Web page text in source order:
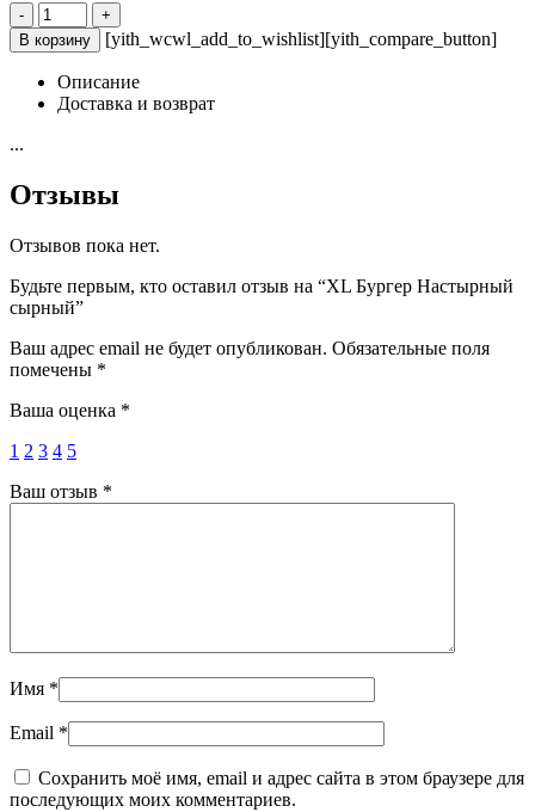
-
Количество
товара
XL
Бургер
Настырный
сырный
+
В корзину
[yith_wcwl_add_to_wishlist][yith_compare_button]
Описание
Доставка и возврат
...
Отзывы
Отзывов пока нет.
Будьте первым, кто оставил отзыв на “XL Бургер Настырный
сырный”
Ваш адрес email не будет опубликован. Обязательные поля
помечены *
Ваша оценка *
1 2 3 4 5
Ваш отзыв *
Имя *
Email *
Сохранить моё имя, email и адрес сайта в этом браузере для
последующих моих комментариев.